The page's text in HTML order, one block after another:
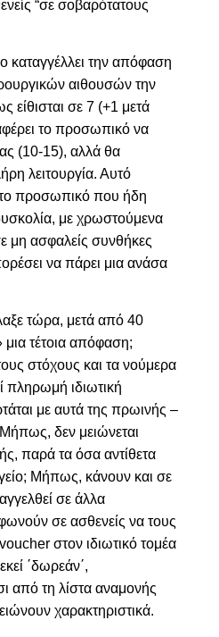
“σε σοβαρότατους
καταγγέλλει την απόφαση
αιθουσών την
είθισται σε 7 (+1 μετά
το προσωπικό να
(10-15), αλλά θα
λειτουργία. Αυτό
το προσωπικό που ήδη
με χρωστούμενα
μη ασφαλείς συνθήκες
να πάρει μια ανάσα
τώρα, μετά από 40
τέτοια απόφαση;
στόχους και τα νούμερα
πληρωμή ιδιωτική
με αυτά της πρωινής –
Μήπως, δεν μειώνεται
παρά τα όσα αντίθετα
Μήπως, κάνουν και σε
σε άλλα
σε ασθενείς να τους
voucher στον ιδιωτικό τομέα
΄δωρεάν΄,
από τη λίστα αναμονής
χαρακτηριστικά.